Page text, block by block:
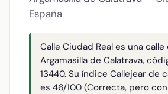
España
Calle Ciudad Real es una calle
Argamasilla de Calatrava,
13440. Su índice Callejear de
es 46/100 (Correcta, pero